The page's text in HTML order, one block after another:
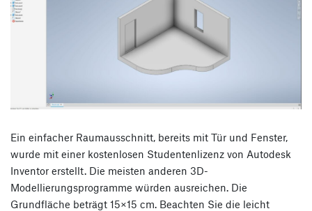
Ein einfacher Raumausschnitt, bereits mit Tür und Fenster,
wurde mit einer kostenlosen Studentenlizenz von Autodesk
Inventor erstellt. Die meisten anderen 3D-
Modellierungsprogramme würden ausreichen. Die
Grundfläche beträgt 15×15 cm. Beachten Sie die leicht